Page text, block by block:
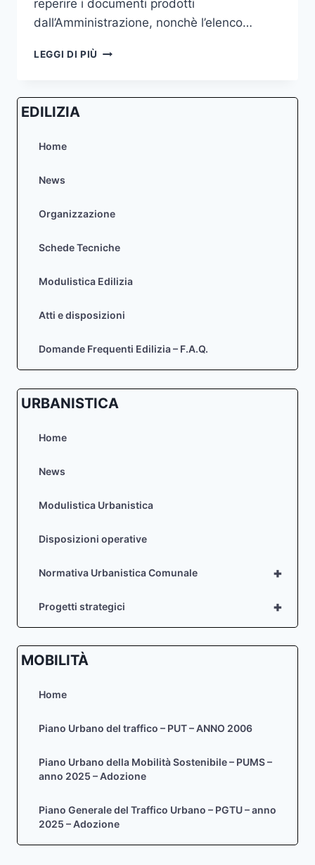
reperire i documenti prodotti
dall’Amministrazione, nonchè l’elenco…
LEGGI DI PIÙ RIGENERAZIONE
BELLUNO
EDILIZIA
Home
News
Organizzazione
Schede Tecniche
Modulistica Edilizia
Atti e disposizioni
Domande Frequenti Edilizia – F.A.Q.
URBANISTICA
Home
News
Modulistica Urbanistica
Disposizioni operative
+
Normativa Urbanistica Comunale
+
Progetti strategici
MOBILITÀ
Home
Piano Urbano del traffico – PUT – ANNO 2006
Piano Urbano della Mobilità Sostenibile – PUMS –
anno 2025 – Adozione
Piano Generale del Traffico Urbano – PGTU – anno
2025 – Adozione